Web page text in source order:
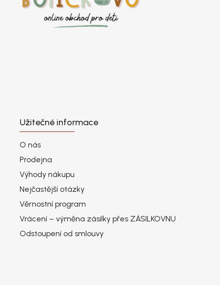
Užitečné informace
O nás
Prodejna
Výhody nákupu
Nejčastější otázky
Věrnostní program
Vrácení – výměna zásilky přes ZÁSILKOVNU
Odstoupení od smlouvy